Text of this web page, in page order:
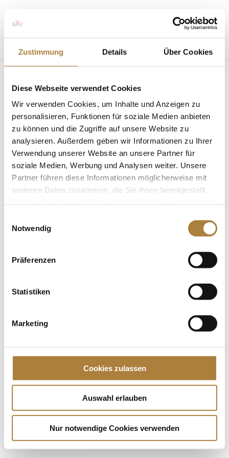
Zustimmung Details Über Cookies
Diese Webseite verwendet Cookies
Wir verwenden Cookies, um Inhalte und Anzeigen zu
personalisieren, Funktionen für soziale Medien anbieten
zu können und die Zugriffe auf unsere Website zu
analysieren. Außerdem geben wir Informationen zu Ihrer
Verwendung unserer Website an unsere Partner für
soziale Medien, Werbung und Analysen weiter. Unsere
Partner führen diese Informationen möglicherweise mit
weiteren Daten zusammen, die Sie ihnen bereitgestellt
Notwendig
Präferenzen
Statistiken
Marketing
Cookies zulassen
Auswahl erlauben
Nur notwendige Cookies verwenden
Seite wählen
Stifterfrühstück beim CHIO Aachen
vonInsa Strothmann |09. Juli 2024|Allgemein,
News
Treffen von Förderern und Freunden der Stiftung
Deutscher Pferdesport beim Weltfest des
Nationen beim...
Spenden
Talentpool-Athlet Calvin Böckmann wird U25-